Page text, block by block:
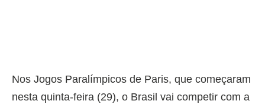
Nos Jogos Paralímpicos de Paris, que começaram
nesta quinta-feira (29), o Brasil vai competir com a